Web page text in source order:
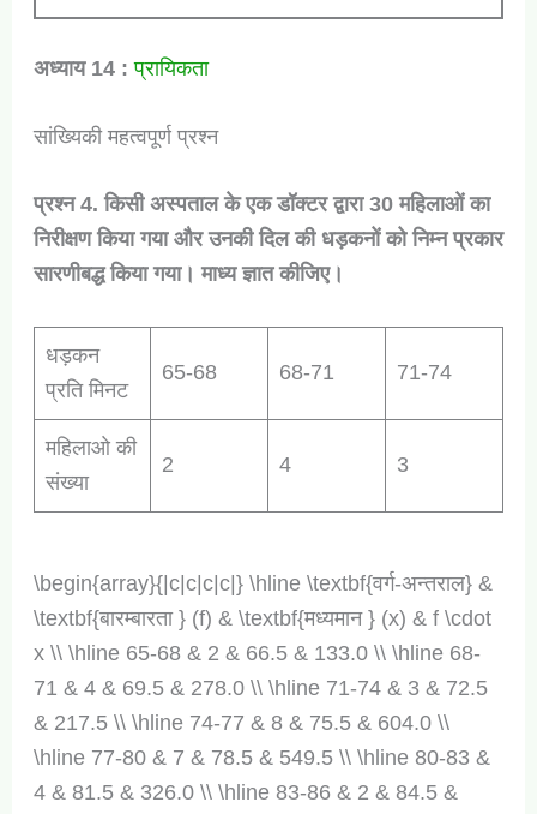
अध्याय 14 : प्रायिकता
सांख्यिकी महत्वपूर्ण प्रश्न
प्रश्न 4. किसी अस्पताल के एक डॉक्टर द्वारा 30 महिलाओं का
निरीक्षण किया गया और उनकी दिल की धड़कनों को निम्न प्रकार
सारणीबद्ध किया गया। माध्य ज्ञात कीजिए।
धड़कन
प्रति मिनट
65-68 68-71 71-74
महिलाओ की
संख्या
2 4 3
\begin{array}{|c|c|c|c|} \hline \textbf{वर्ग-अन्तराल} &
\textbf{बारम्बारता } (f) & \textbf{मध्यमान } (x) & f \cdot
x \\ \hline 65-68 & 2 & 66.5 & 133.0 \\ \hline 68-
71 & 4 & 69.5 & 278.0 \\ \hline 71-74 & 3 & 72.5
& 217.5 \\ \hline 74-77 & 8 & 75.5 & 604.0 \\
\hline 77-80 & 7 & 78.5 & 549.5 \\ \hline 80-83 &
4 & 81.5 & 326.0 \\ \hline 83-86 & 2 & 84.5 &